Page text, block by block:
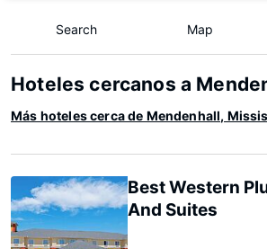
Search Map
Hoteles cercanos a
Más hoteles cerca de Mendenhall,
Best Western
And Suites